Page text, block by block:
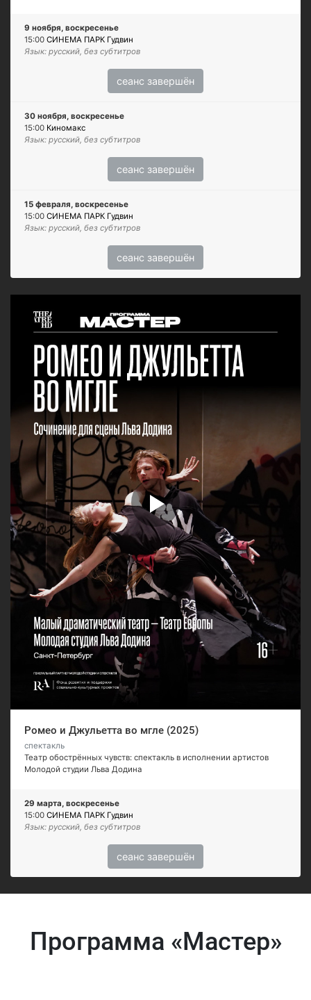
9 ноября, воскресенье
15:00 СИНЕМА ПАРК Гудвин
Язык: русский, без субтитров
сеанс завершён
30 ноября, воскресенье
15:00 Киномакс
Язык: русский, без субтитров
сеанс завершён
15 февраля, воскресенье
15:00 СИНЕМА ПАРК Гудвин
Язык: русский, без субтитров
сеанс завершён
Ромео и Джульетта во мгле (2025)
спектакль
Театр обострённых чувств: спектакль в исполнении артистов
Молодой студии Льва Додина
29 марта, воскресенье
15:00 СИНЕМА ПАРК Гудвин
Язык: русский, без субтитров
сеанс завершён
Программа «Мастер»